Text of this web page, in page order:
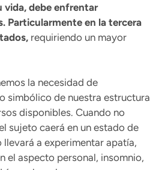
vida, debe enfrentar
Particularmente en la tercera
requiriendo un mayor
la necesidad de
simbólico de nuestra estructura
disponibles. Cuando no
sujeto caerá en un estado de
a experimentar apatía,
el aspecto personal, insomnio,